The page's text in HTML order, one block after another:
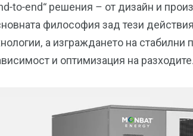
to-end“ решения – от дизайн и
философия зад тези
а изграждането на стабилни
и оптимизация на